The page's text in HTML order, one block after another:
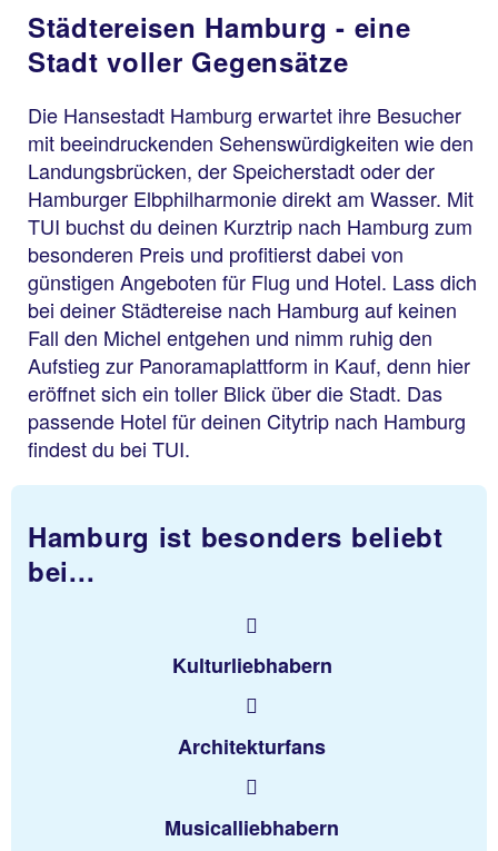
Städtereisen Hamburg - eine
Stadt voller Gegensätze
Die Hansestadt Hamburg erwartet ihre Besucher
mit beeindruckenden Sehenswürdigkeiten wie den
Landungsbrücken, der Speicherstadt oder der
Hamburger Elbphilharmonie direkt am Wasser. Mit
TUI buchst du deinen Kurztrip nach Hamburg zum
besonderen Preis und profitierst dabei von
günstigen Angeboten für Flug und Hotel. Lass dich
bei deiner Städtereise nach Hamburg auf keinen
Fall den Michel entgehen und nimm ruhig den
Aufstieg zur Panoramaplattform in Kauf, denn hier
eröffnet sich ein toller Blick über die Stadt. Das
passende Hotel für deinen Citytrip nach Hamburg
findest du bei TUI.
Hamburg ist besonders beliebt
bei...
Kulturliebhabern
Architekturfans
Musicalliebhabern